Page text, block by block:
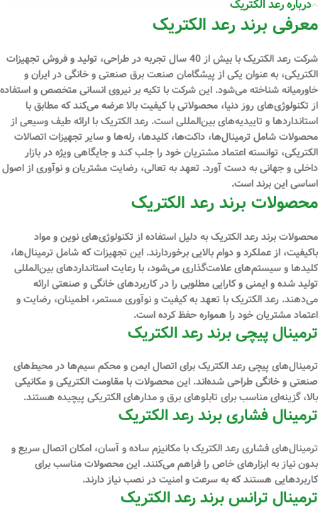
درباره رعد الکتریک
معرفی برند رعد الکتریک
شرکت رعد الکتریک با بیش از 40 سال تجربه در طراحی، تولید و فروش تجهیزات
الکتریکی، به عنوان یکی از پیشگامان صنعت برق صنعتی و خانگی در ایران و
خاورمیانه شناخته می‌شود. این شرکت با تکیه بر نیروی انسانی متخصص و استفاده
از تکنولوژی‌های روز دنیا، محصولاتی با کیفیت بالا عرضه می‌کند که مطابق با
استانداردها و تاییدیه‌های بین‌المللی است. رعد الکتریک با ارائه طیف وسیعی از
محصولات شامل ترمینال‌ها، داکت‌ها، کلیدها، رله‌ها و سایر تجهیزات اتصالات
الکتریکی، توانسته اعتماد مشتریان خود را جلب کند و جایگاهی ویژه در بازار
داخلی و جهانی به دست آورد. تعهد به تعالی، رضایت مشتریان و نوآوری از اصول
اساسی این برند است.
محصولات برند رعد الکتریک
محصولات برند رعد الکتریک به دلیل استفاده از تکنولوژی‌های نوین و مواد
باکیفیت، از عملکرد و دوام بالایی برخوردارند. این تجهیزات که شامل ترمینال‌ها،
کلیدها و سیستم‌های علامت‌گذاری می‌شود، با رعایت استانداردهای بین‌المللی
تولید شده و ایمنی و کارایی مطلوبی را در کاربردهای خانگی و صنعتی ارائه
می‌دهند. رعد الکتریک با تعهد به کیفیت و نوآوری مستمر، اطمینان، رضایت و
اعتماد مشتریان خود را همواره حفظ کرده است.
ترمینال پیچی برند رعد الکتریک
ترمینال‌های پیچی رعد الکتریک برای اتصال ایمن و محکم سیم‌ها در محیط‌های
صنعتی و خانگی طراحی شده‌اند. این محصولات با مقاومت الکتریکی و مکانیکی
بالا، گزینه‌ای مناسب برای تابلوهای برق و مدارهای الکتریکی پیچیده هستند.
ترمینال فشاری برند رعد الکتریک
ترمینال‌های فشاری رعد الکتریک با مکانیزم ساده و آسان، امکان اتصال سریع و
بدون نیاز به ابزارهای خاص را فراهم می‌کنند. این محصولات مناسب برای
کاربردهایی هستند که به سرعت و امنیت در نصب نیاز دارند.
ترمینال ترانس برند رعد الکتریک